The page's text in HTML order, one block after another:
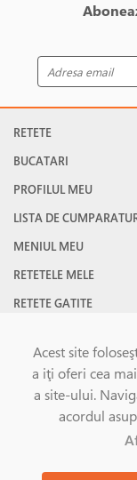
Acest site
a iţi oferi cea
a site-ului.
acordul
RETETE
BUCATARI
PROFILUL MEU
LISTA DE
MENIUL MEU
RETETELE MELE
RETETE GATITE
©Gatesc.ro 2026